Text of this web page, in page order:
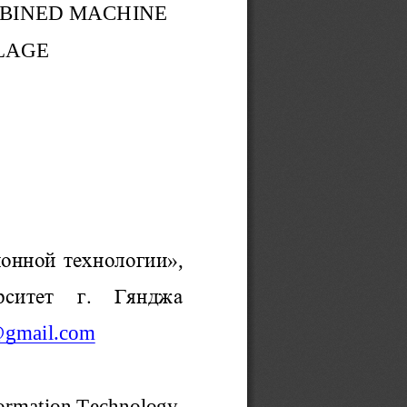
MACHINE
технологии»
г.  Гянджа
gmail.com